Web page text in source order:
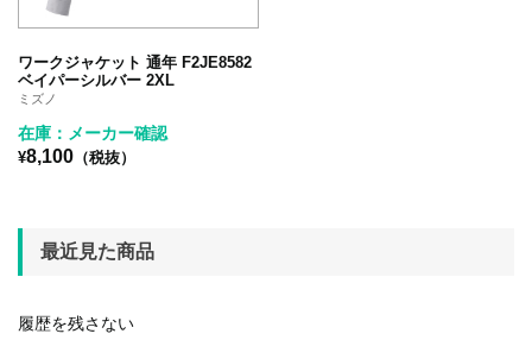
ワークジャケット 通年 F2JE8582
ベイパーシルバー 2XL
ミズノ
在庫：メーカー確認
¥8,100 （税抜）
最近見た商品
履歴を残さない